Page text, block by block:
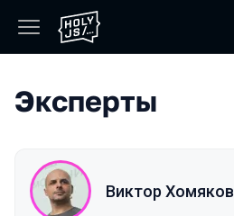
Эксперты
Виктор Хомяков